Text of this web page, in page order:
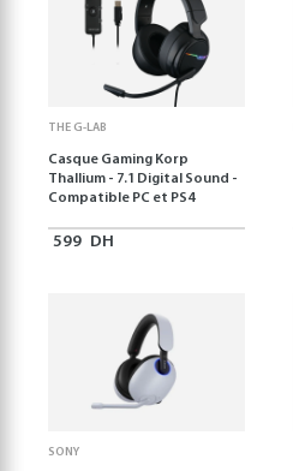
THE G-LAB
Casque Gaming Korp
Thallium - 7.1 Digital Sound -
Compatible PC et PS4
599 DH
SONY